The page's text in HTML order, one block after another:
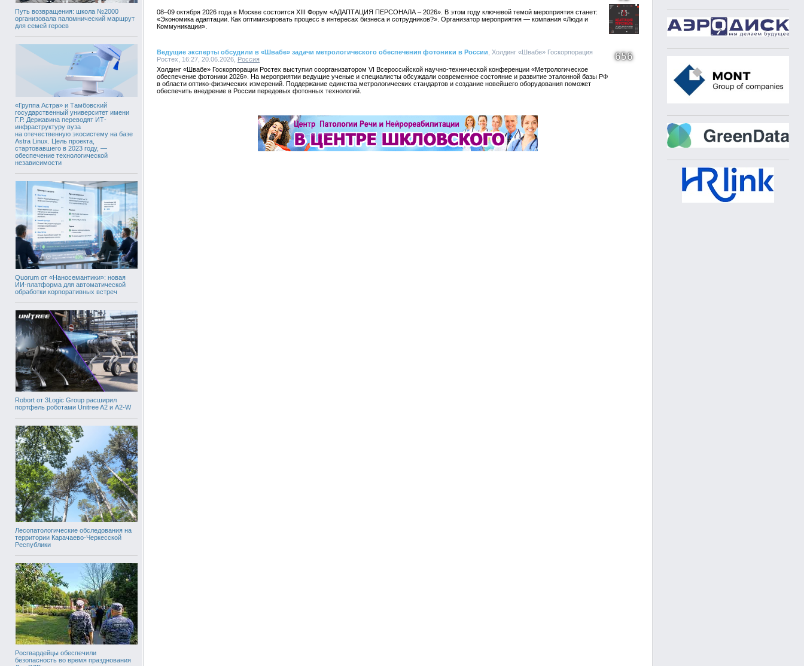
Путь возвращения: школа №2000
организовала паломнический маршрут
для семей героев
«Группа Астра» и Тамбовский
государственный университет имени
Г.Р. Державина переводят ИТ-
инфраструктуру вуза
на отечественную экосистему на базе
Astra Linux. Цель проекта,
стартовавшего в 2023 году, —
обеспечение технологической
независимости
Quorum от «Наносемантики»: новая
ИИ-платформа для автоматической
обработки корпоративных встреч
Robort от 3Logic Group расширил
портфель роботами Unitree A2 и A2-W
Лесопатологические обследования на
территории Карачаево-Черкесской
Республики
Росгвардейцы обеспечили
безопасность во время празднования
08–09 октября 2026 года в Москве состоится XIII Форум «АДАПТАЦИЯ ПЕРСОНАЛА – 2026». В этом году ключевой темой мероприятия станет:
«Экономика адаптации. Как оптимизировать процесс в интересах бизнеса и сотрудников?». Организатор мероприятия — компания «Люди и
Коммуникации».
Ведущие эксперты обсудили в «Швабе» задачи метрологического обеспечения фотоники в России , Холдинг «Швабе» Госкорпорация
Ростех, 16:27, 20.06.2026, Россия 656
Холдинг «Швабе» Госкорпорации Ростех выступил соорганизатором VI Всероссийской научно-технической конференции «Метрологическое
обеспечение фотоники 2026». На мероприятии ведущие ученые и специалисты обсуждали современное состояние и развитие эталонной базы РФ
в области оптико-физических измерений. Поддержание единства метрологических стандартов и создание новейшего оборудования поможет
обеспечить внедрение в России передовых фотонных технологий.